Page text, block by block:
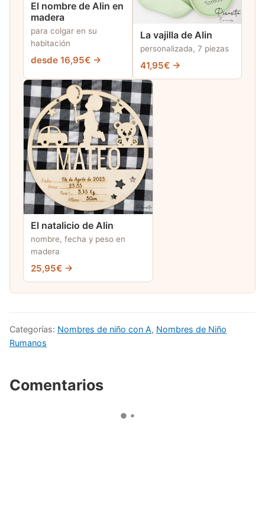
El nombre de Alin en
madera
para colgar en su
habitación
desde 16,95€ →
La vajilla de Alin
personalizada, 7 piezas
41,95€ →
El natalicio de Alin
nombre, fecha y peso en
madera
25,95€ →
Categorías: Nombres de niño con A, Nombres de Niño
Rumanos
Comentarios